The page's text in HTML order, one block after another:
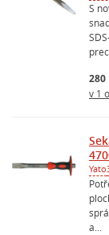
S
280
v 1
Yato
a...